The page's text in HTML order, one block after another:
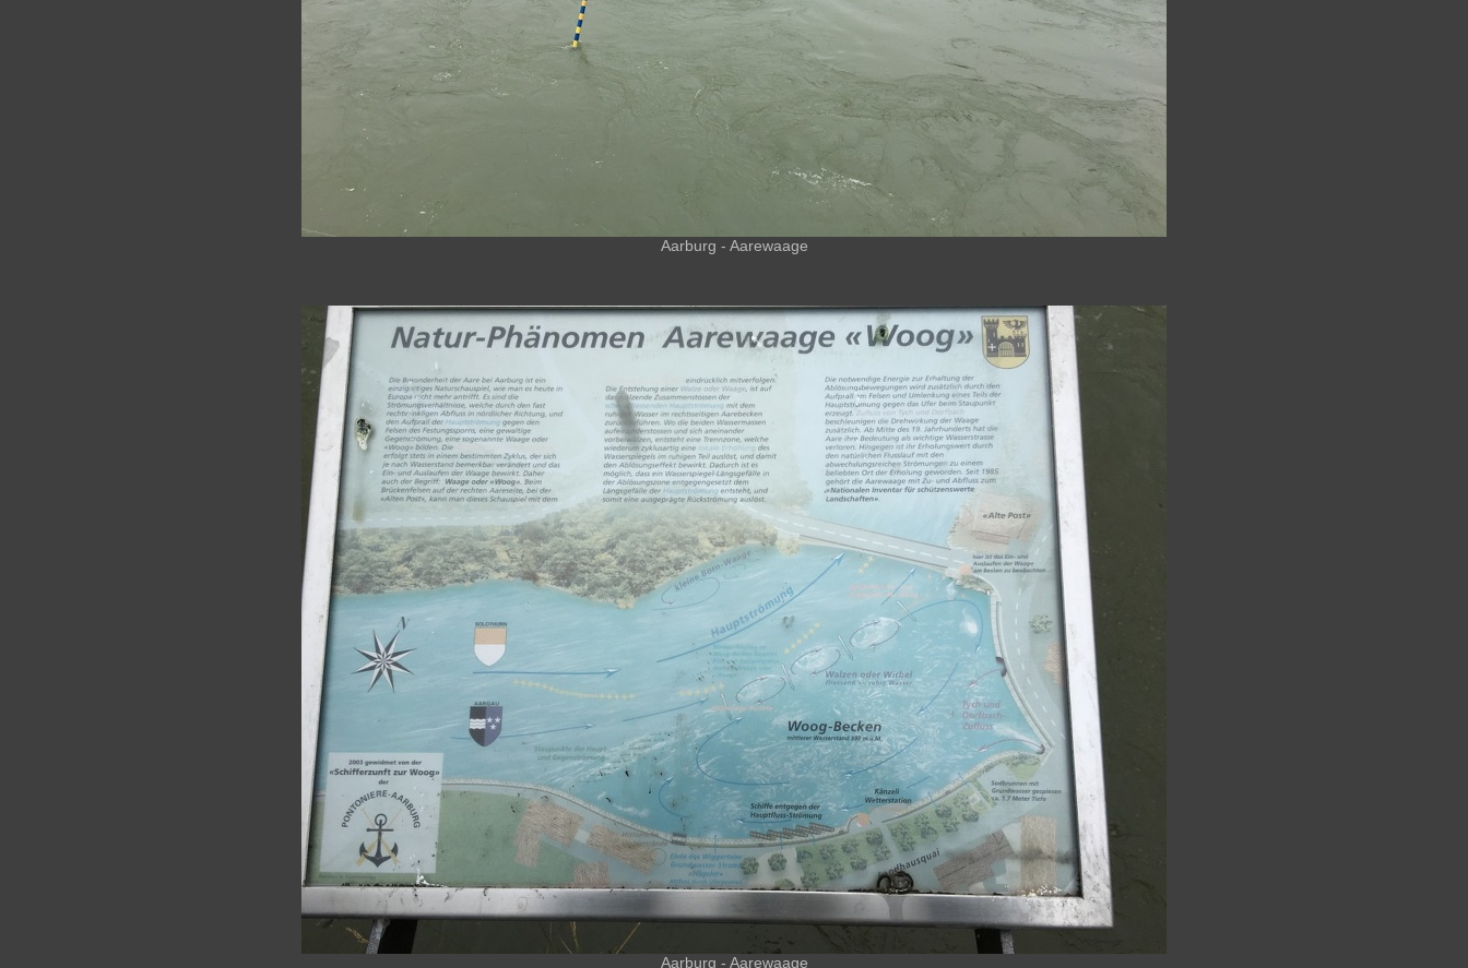
Aarburg - Aarewaage
Aarburg - Aarewaage